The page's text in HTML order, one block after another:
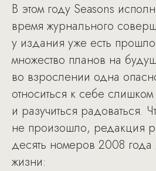
В этом году Seasons
время журнального
у издания уже есть
множество планов на
во взрослении одна
относиться к себе
и разучиться радоваться.
не произошло, редакция
десять номеров 2008 года
жизни: